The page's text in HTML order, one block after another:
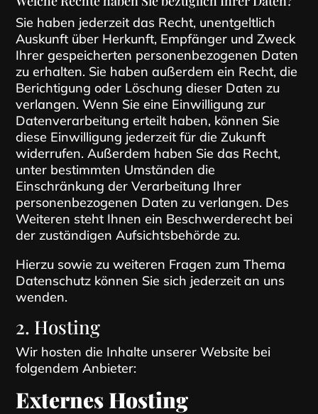
Sie haben jederzeit das Recht, unentgeltlich
Auskunft über Herkunft, Empfänger und Zweck
Ihrer gespeicherten personenbezogenen Daten
zu erhalten. Sie haben außerdem ein Recht, die
Berichtigung oder Löschung dieser Daten zu
verlangen. Wenn Sie eine Einwilligung zur
Datenverarbeitung erteilt haben, können Sie
diese Einwilligung jederzeit für die Zukunft
widerrufen. Außerdem haben Sie das Recht,
unter bestimmten Umständen die
Einschränkung der Verarbeitung Ihrer
personenbezogenen Daten zu verlangen. Des
Weiteren steht Ihnen ein Beschwerderecht bei
der zuständigen Aufsichtsbehörde zu.
Hierzu sowie zu weiteren Fragen zum Thema
Datenschutz können Sie sich jederzeit an uns
wenden.
2. Hosting
Wir hosten die Inhalte unserer Website bei
folgendem Anbieter:
Externes Hosting